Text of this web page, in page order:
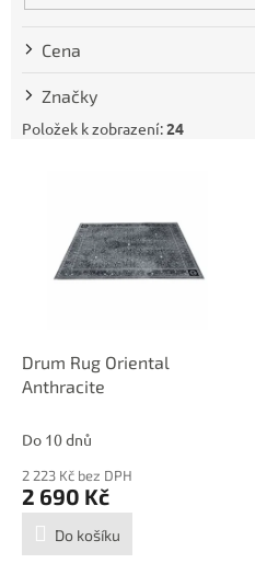
Cena
Značky
Položek k zobrazení:24
Drum Rug Oriental
Anthracite
Do 10 dnů
2 223 Kč bez DPH
2 690 Kč
Do košíku